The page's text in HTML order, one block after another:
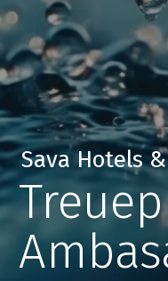
Sava Hotels